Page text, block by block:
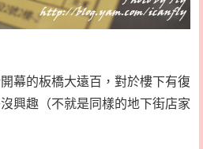
幕的板橋大遠百，對於樓下有復
興趣（不就是同樣的地下街店家